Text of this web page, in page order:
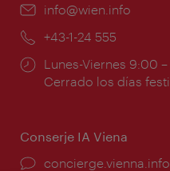
e-
info@wien.info
Teléfono:
+43-1-24 555
Horarios
de
Lunes-Viernes 9:00 –
Cerrado los días
Conserje IA Viena
concierge.vienna.info